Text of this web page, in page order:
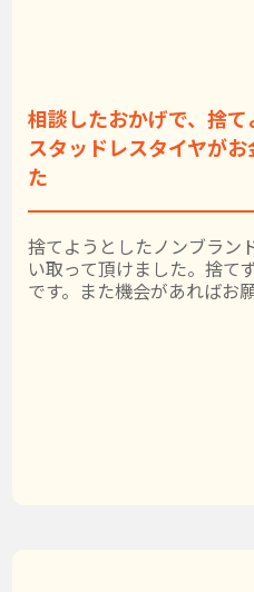
相談したおかげで、捨
スタッドレスタイヤが
た
捨てようとしたノンブラン
い取って頂けました。捨て
です。また機会があればお